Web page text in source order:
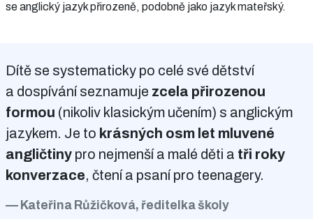
se anglický jazyk přirozeně, podobně jako jazyk mateřský.
Dítě se systematicky po celé své dětství
a dospívání seznamuje zcela přirozenou
formou (nikoliv klasickým učením) s anglickým
jazykem. Je to krásných osm let mluvené
angličtiny pro nejmenší a malé děti a tři roky
konverzace, čtení a psaní pro teenagery.
Kateřina Růžičková, ředitelka školy